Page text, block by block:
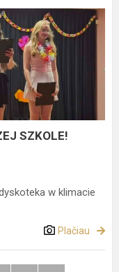
SZKOLE!
w klimacie
Plačiau